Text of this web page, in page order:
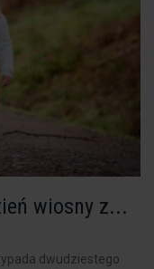
wiosny z...
dwudziestego